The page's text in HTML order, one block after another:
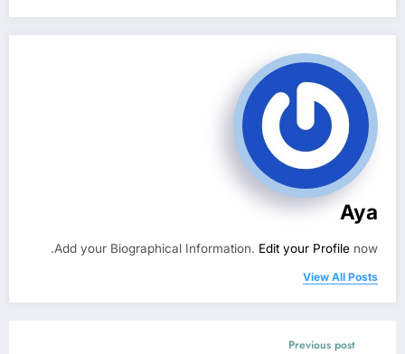
Aya
Add your Biographical Information. Edit your Profile now.
View All Posts
Previous post